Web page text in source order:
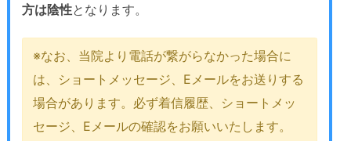
方は陰性となります。
※なお、当院より電話が繋がらなかった場合に
は、ショートメッセージ、Eメールをお送りする
場合があります。必ず着信履歴、ショートメッ
セージ、Eメールの確認をお願いいたします。